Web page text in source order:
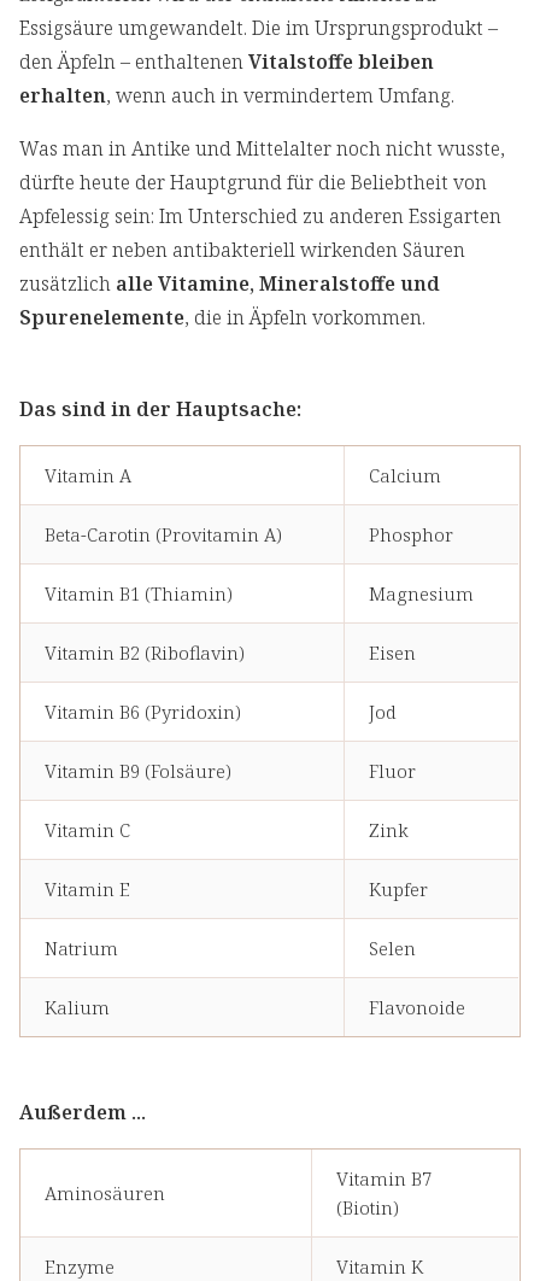
Essigsäure umgewandelt. Die im Ursprungsprodukt –
den Äpfeln – enthaltenenVitalstoffe bleiben
erhalten, wenn auch in vermindertem Umfang.
Was man in Antike und Mittelalter noch nicht wusste,
dürfte heute der Hauptgrund für die Beliebtheit von
Apfelessig sein: Im Unterschied zu anderen Essigarten
enthält er neben antibakteriell wirkenden Säuren
zusätzlich alle Vitamine, Mineralstoffe und
Spurenelemente, die in Äpfeln vorkommen.
Das sind in der Hauptsache:
Vitamin A Calcium
Beta-Carotin (Provitamin A) Phosphor
Vitamin B1 (Thiamin) Magnesium
Vitamin B2 (Riboflavin) Eisen
Vitamin B6 (Pyridoxin) Jod
Vitamin B9 (Folsäure) Fluor
Vitamin C Zink
Vitamin E Kupfer
Natrium Selen
Kalium Flavonoide
Außerdem ...
Aminosäuren
Vitamin B7
(Biotin)
Enzyme Vitamin K